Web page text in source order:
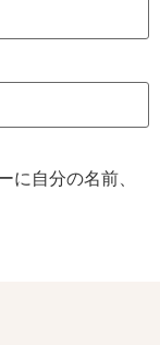
に自分の名前、